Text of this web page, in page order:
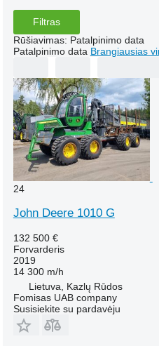
Filtras
Rūšiavimas: Patalpinimo data
Patalpinimo data Brangiausias
24
John Deere 1010 G
132 500 €
Forvarderis
2019
14 300 m/h
Lietuva, Kazlų Rūdos
Fomisas UAB company
Susisiekite su pardavėju